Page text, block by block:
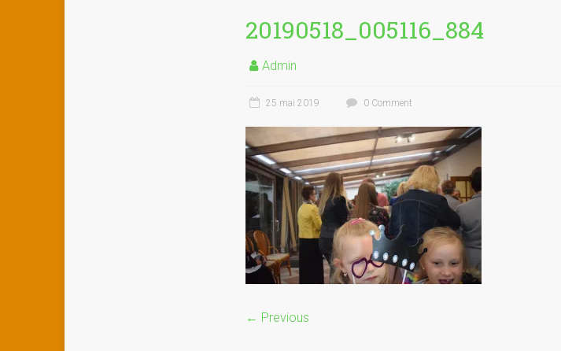
20190518_005116_884
Admin
25 mai 2019 0 Comment
← Previous